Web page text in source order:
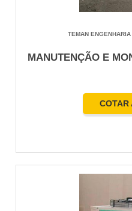
TEMAN ENGENHARIA
MANUTENÇÃO E
COTAR